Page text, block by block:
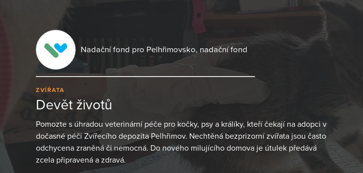
Nadační fond pro Pelhřimovsko, nadační fond
ZVÍŘATA
Devět životů
Pomozte s úhradou veterinární péče pro kočky, psy a králíky, kteří čekají na adopci v
dočasné péči Zvířecího depozita Pelhřimov. Nechtěná bezprizorní zvířata jsou často
odchycena zraněná či nemocná. Do nového milujícího domova je útulek předává
zcela připravená a zdravá.